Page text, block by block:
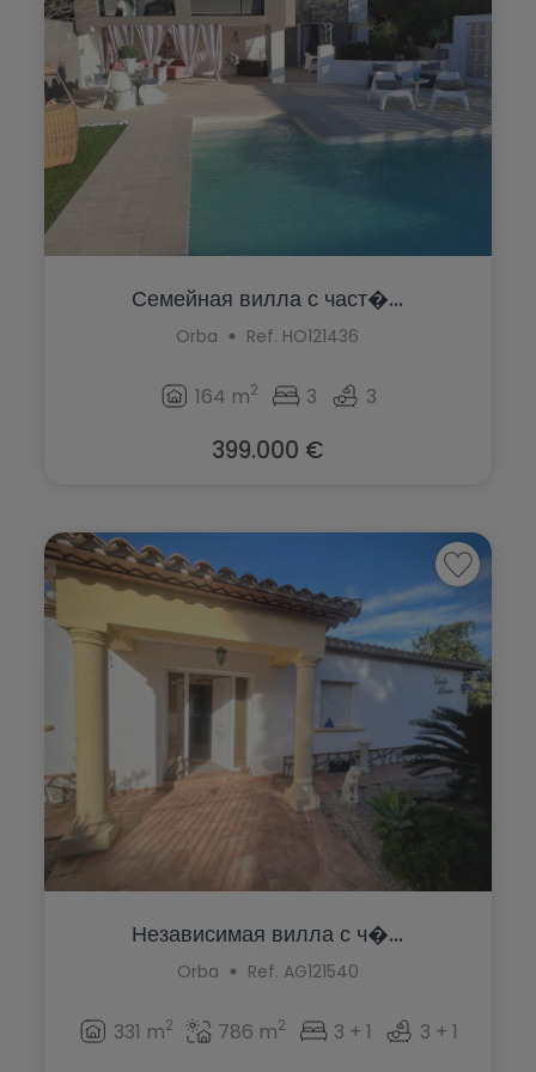
La Marina
La Nucía
La Romana
La Xara
Llíber
Lorca
Los Montesinos
Monforte del Cid
Murla
Mutxamel
Oliva
Orihuela
Orihuela Costa
Pedreguer
Penáguila
Jalón
Jávea
La Font d'en Carròs
La Marina
Monforte del Cid
Muchamiel
Oliva
Ondara
Orba
Orihuela
Parcent
Семейная вилла с част�...
Orba Ref. HO121436
164 m2 3 3
399.000 €
Независимая вилла с ч�...
Orba Ref. AG121540
331 m2 786 m2 3 + 1 3 + 1